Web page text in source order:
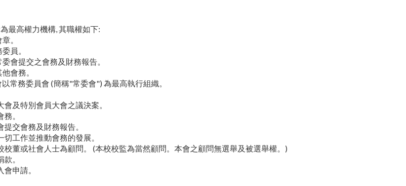
最高權力機構, 其職權如下:
。
員。
會提交之會務及財務報告。
會務。
常務委員會 (簡稱"常委會") 為最高執行組織。
會及特別會員大會之議決案。
。
提交會務及財務報告。
切工作並推動會務的發展。
校董或社會人士為顧問。 (本校校監為當然顧問。本會之顧問無選舉及被選舉權。)
。
申請。